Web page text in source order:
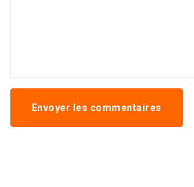
Envoyer les commentaires